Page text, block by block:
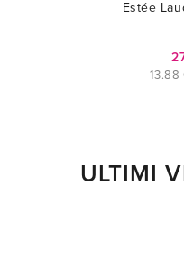
Estée
13.88
ULTIMI